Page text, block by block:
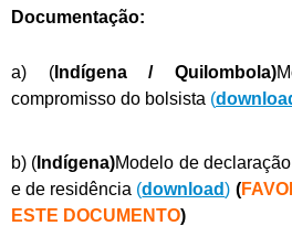
Documentação:
a) (Indígena / Quilombola)
compromisso do bolsista (
b) ( Indígena)Modelo de
e de residência (download) (
ESTE DOCUMENTO)